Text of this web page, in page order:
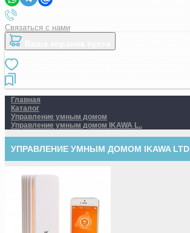
Связаться с нами
Главная
Каталог
Управление умным домом
Управление умным домом IKAWA L..
УПРАВЛЕНИЕ УМНЫМ ДОМОМ IKAWA LTD